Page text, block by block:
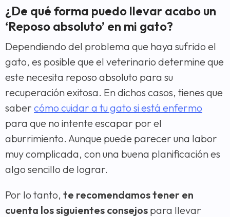
¿De qué forma puedo llevar acabo un
‘Reposo absoluto’ en mi gato?
Dependiendo del problema que haya sufrido el
gato, es posible que el veterinario determine que
este necesita reposo absoluto para su
recuperación exitosa. En dichos casos, tienes que
saber cómo cuidar a tu gato si está enfermo
para que no intente escapar por el
aburrimiento. Aunque puede parecer una labor
muy complicada, con una buena planificación es
algo sencillo de lograr.
Por lo tanto, te recomendamos tener en
cuenta los siguientes consejos para llevar